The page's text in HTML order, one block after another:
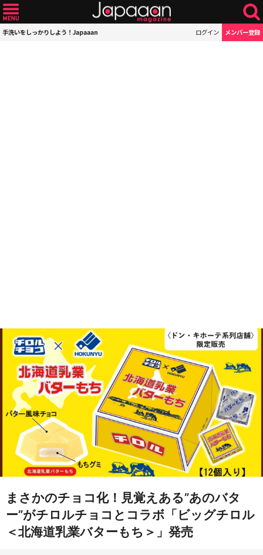
手洗いをしっかりしよう！Japaaan ログイン メンバー登録
まさかのチョコ化！見覚えある”あのバタ
ー”がチロルチョコとコラボ「ビッグチロル
＜北海道乳業バターもち＞」発売